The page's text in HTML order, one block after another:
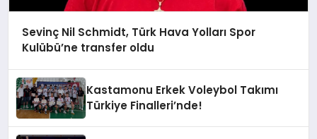
Sevinç Nil Schmidt, Türk Hava Yolları Spor
Kulübü’ne transfer oldu
Kastamonu Erkek Voleybol Takımı
Türkiye Finalleri’nde!